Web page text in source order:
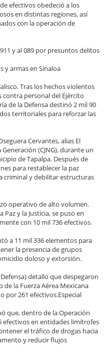
efectivos obedeció a los
en distintas regiones, así
con la operación de
y al 089 por presuntos delitos
y armas en Sinaloa
Tras los hechos violentos
contra personal del Ejército
de la Defensa destinó 2 mil 90
territoriales para reforzar las
Cervantes, alias El
(CJNG), durante un
de Tapalpa. Después de
para restablecer la paz
criminal y debilitar estructuras
operativo de alto volumen.
y la Justicia, se puso en
con 10 mil 736 efectivos.
a 11 mil 336 elementos para
la presencia de grupos
doloso y extorsión.
detallo que despegaron
la Fuerza Aérea Mexicana
por 261 efectivos.Especial
que, dentro de la Operación
efectivos en entidades limítrofes
el tráfico de drogas hacia
y reducir flujos